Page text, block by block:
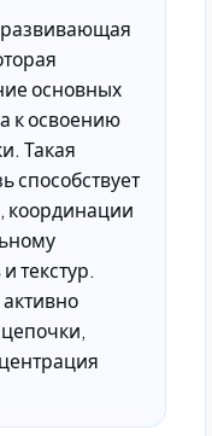
развивающая
основных
к освоению
Такая
способствует
координации
текстур.